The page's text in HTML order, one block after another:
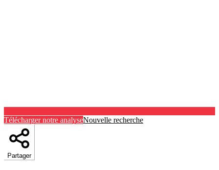
Télécharger notre analyseNouvelle recherche
Partager